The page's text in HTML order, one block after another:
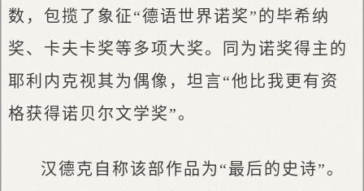
数，包揽了象征“德语世界诺奖”的毕希纳
奖、卡夫卡奖等多项大奖。同为诺奖得主的
耶利内克视其为偶像，坦言“他比我更有资
格获得诺贝尔文学奖”。
汉德克自称该部作品为“最后的史诗”。